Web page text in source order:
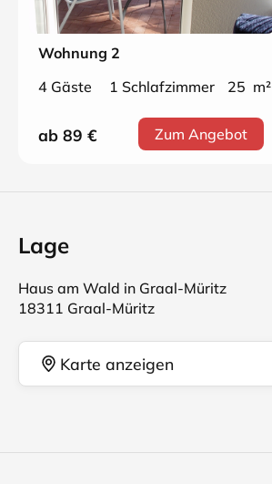
Wohnung 2
4 Gäste
1 Schlafzimmer 25 m²
ab 89 € Zum Angebot
Lage
Haus am Wald in Graal-Müritz
18311 Graal-Müritz
Karte anzeigen